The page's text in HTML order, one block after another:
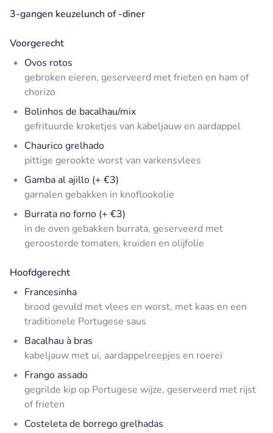
3-gangen keuzelunch of -diner
Voorgerecht
Ovos rotos
gebroken eieren, geserveerd met frieten en ham of
chorizo
Bolinhos de bacalhau/mix
gefrituurde kroketjes van kabeljauw en aardappel
Chaurico grelhado
pittige gerookte worst van varkensvlees
Gamba al ajillo (+ €3)
garnalen gebakken in knoflookolie
Burrata no forno (+ €3)
in de oven gebakken burrata, geserveerd met
geroosterde tomaten, kruiden en olijfolie
Hoofdgerecht
Francesinha
brood gevuld met vlees en worst, met kaas en een
traditionele Portugese saus
Bacalhau à bras
kabeljauw met ui, aardappelreepjes en roerei
Frango assado
gegrilde kip op Portugese wijze, geserveerd met rijst
of frieten
Costeleta de borrego grelhadas